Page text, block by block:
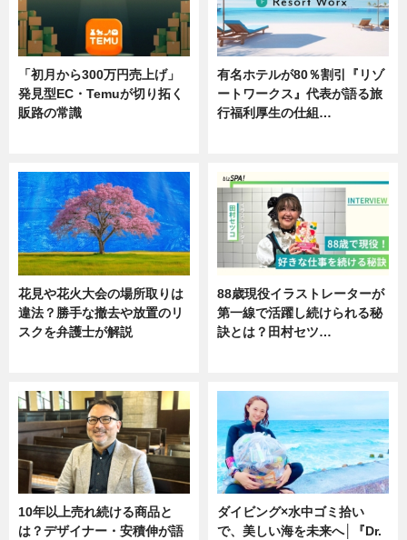
「初月から300万円売上げ」
発見型EC・Temuが切り拓く
販路の常識
有名ホテルが80％割引『リゾ
ートワークス』代表が語る旅
行福利厚生の仕組…
花見や花火大会の場所取りは
違法？勝手な撤去や放置のリ
スクを弁護士が解説
88歳現役イラストレーターが
第一線で活躍し続けられる秘
訣とは？田村セツ…
10年以上売れ続ける商品と
は？デザイナー・安積伸が語
ダイビング×水中ゴミ拾い
で、美しい海を未来へ│『Dr.